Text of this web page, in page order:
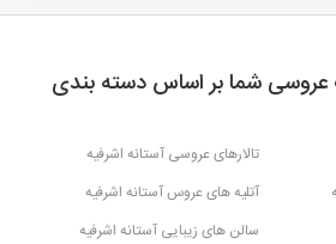
شما بر اساس دسته بندی
تالارهای عروسی آستانه اشرفیه
آتلیه های عروس آستانه اشرفیه
سالن های زیبایی آستانه اشرفیه